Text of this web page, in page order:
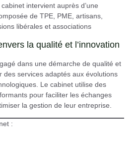
intervient auprès d’une
de TPE, PME, artisans,
libérales et associations
la qualité et l’innovation
dans une démarche de qualité et
des services adaptés aux évolutions
Le cabinet utilise des
pour faciliter les échanges
la gestion de leur entreprise.
: